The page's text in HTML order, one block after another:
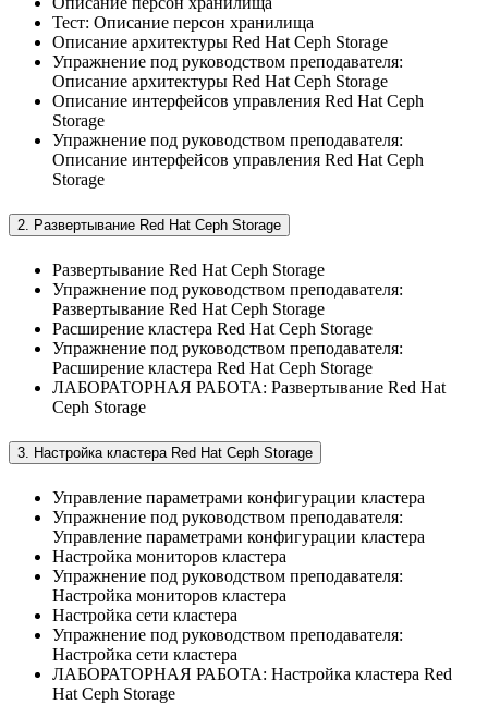
Тест: Описание персон хранилища
Описание архитектуры Red Hat Ceph Storage
Упражнение под руководством преподавателя:
Описание архитектуры Red Hat Ceph Storage
Описание интерфейсов управления Red Hat Ceph
Storage
Упражнение под руководством преподавателя:
Описание интерфейсов управления Red Hat Ceph
Storage
2. Развертывание Red Hat Ceph Storage
Развертывание Red Hat Ceph Storage
Упражнение под руководством преподавателя:
Развертывание Red Hat Ceph Storage
Расширение кластера Red Hat Ceph Storage
Упражнение под руководством преподавателя:
Расширение кластера Red Hat Ceph Storage
ЛАБОРАТОРНАЯ РАБОТА: Развертывание Red Hat
Ceph Storage
3. Настройка кластера Red Hat Ceph Storage
Управление параметрами конфигурации кластера
Упражнение под руководством преподавателя:
Управление параметрами конфигурации кластера
Настройка мониторов кластера
Упражнение под руководством преподавателя:
Настройка мониторов кластера
Настройка сети кластера
Упражнение под руководством преподавателя:
Настройка сети кластера
ЛАБОРАТОРНАЯ РАБОТА: Настройка кластера Red
Hat Ceph Storage